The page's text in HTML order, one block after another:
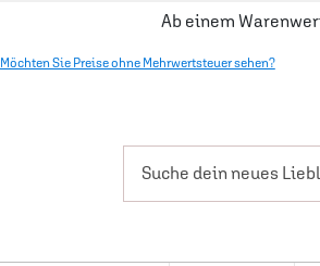
Ab einem
Möchten Sie Preise ohne Mehrwertsteuer sehen?